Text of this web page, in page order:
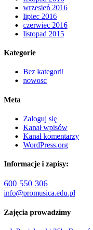
wrzesień 2016
lipiec 2016
czerwiec 2016
listopad 2015
Kategorie
Bez kategorii
nowosc
Meta
Zaloguj się
Kanał wpisów
Kanał komentarzy
WordPress.org
Informacje i zapisy:
600 550 306
info@promusica.edu.pl
Zajęcia prowadzimy